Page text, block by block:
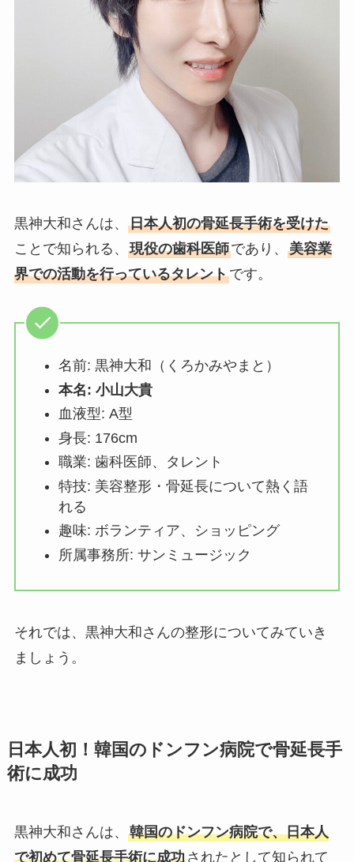
黒神大和さんは、 日本人初の骨延長手術を受けた
ことで知られる、 現役の歯科医師であり、 美容業
界での活動を行っているタレントです。
名前: 黒神大和（くろかみやまと）
本名: 小山大貴
血液型: A型
身長: 176cm
職業: 歯科医師、タレント
特技: 美容整形・骨延長について熱く語
れる
趣味: ボランティア、ショッピング
所属事務所: サンミュージック
それでは、黒神大和さんの整形についてみていき
ましょう。
日本人初！韓国のドンフン病院で骨延長手
術に成功
黒神大和さんは、 韓国のドンフン病院で、日本人
で初めて骨延長手術に成功されたとして知られて